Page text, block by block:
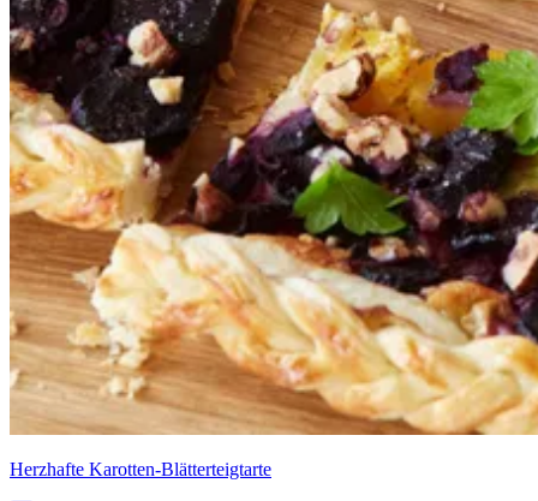
Herzhafte Karotten-Blätterteigtarte